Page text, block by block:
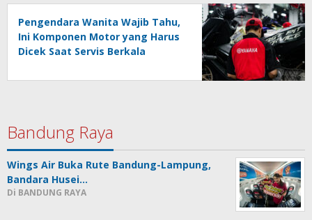
Pengendara Wanita Wajib Tahu,
Ini Komponen Motor yang Harus
Dicek Saat Servis Berkala
Bandung Raya
Wings Air Buka Rute Bandung-Lampung,
Bandara Husei…
Di BANDUNG RAYA